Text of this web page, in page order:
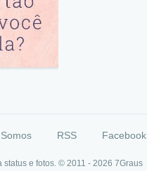
RSS Facebook
e fotos. © 2011 - 2026 7Graus